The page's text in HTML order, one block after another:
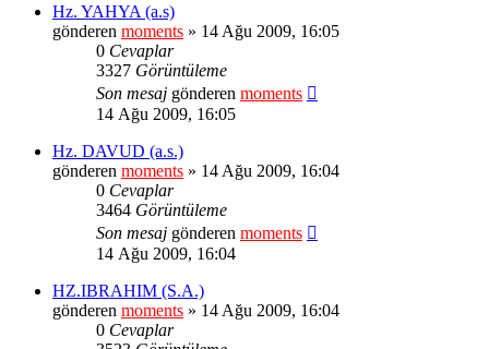
Hz. YAHYA (a.s)
gönderen moments » 14 Ağu 2009, 16:05
0 Cevaplar
3327 Görüntüleme
Son mesaj gönderen moments
14 Ağu 2009, 16:05
Hz. DAVUD (a.s.)
gönderen moments » 14 Ağu 2009, 16:04
0 Cevaplar
3464 Görüntüleme
Son mesaj gönderen moments
14 Ağu 2009, 16:04
HZ.IBRAHIM (S.A.)
gönderen moments » 14 Ağu 2009, 16:04
0 Cevaplar